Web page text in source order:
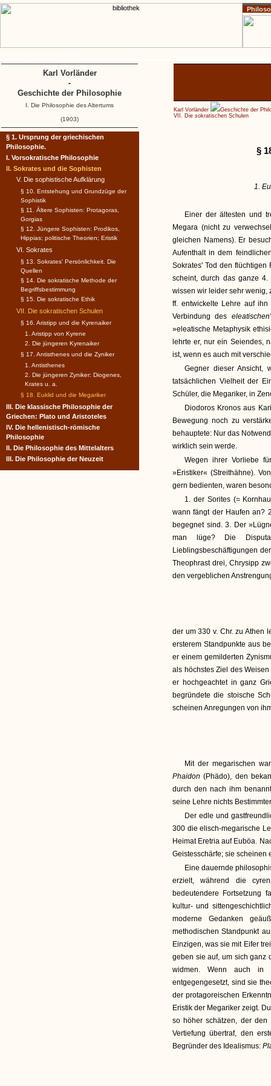
Karl Vorländer
Geschichte der
VII. Die sokratischen Schulen
§
1.
Einer der ältesten und
Megara (nicht zu
gleichen Namens). Er
Aufenthalt in dem
Sokrates' Tod den
scheint, durch das ganze
wissen wir leider sehr wenig,
ff. entwickelte Lehre auf
Verbindung des
»eleatische Metaphysik
lehrte er, nur ein Seiendes,
ist, wenn es auch mit
Gegner dieser Ansicht,
tatsächlichen Vielheit der
Schüler, die Megariker, in
Diodoros Kronos aus
Bewegung noch zu
behauptete: Nur das
wirklich sein werde.
Wegen ihrer Vorliebe
»Eristiker« (Streithähne).
gern bedienten, waren
1. der Sorites (=
wann fängt der Haufen an?
begegnet sind. 3. Der
man lüge? Die
Lieblingsbeschäftigungen
Theophrast drei, Chrysipp
den vergeblichen
der um 330 v. Chr. zu Athen
ersterem Standpunkte aus
er einem gemilderten
als höchstes Ziel des
er hochgeachtet in ganz
begründete die stoische
scheinen Anregungen von
Mit der megarischen
Phaidon(Phädo), den
durch den nach ihm
seine Lehre nichts
Der edle und
300 die elisch-megarische
Heimat Eretria auf Euböa.
Geistesschärfe; sie scheinen
Eine dauernde
erzielt, während die
bedeutendere Fortsetzung
kultur- und
moderne Gedanken
methodischen Standpunkt
Einzigen, was sie mit Eifer
geben sie auf, um sich ganz
widmen. Wenn auch in
entgegengesetzt, sind sie
der protagoreischen
Eristik der Megariker zeigt.
so höher schätzen, der den
Vertiefung übertraf, den
Begründer des Idealismus:
§ 1. Ursprung der griechischen
Philosophie.
I. Vorsokratische Philosophie
II. Sokrates und die Sophisten
V. Die sophistische Aufklärung
§ 10. Entstehung und Grundzüge der
Sophistik
§ 11. Ältere Sophisten: Protagoras,
Gorgias
§ 12. Jüngere Sophisten: Prodikos,
Hippias; politische Theorien; Eristik
VI. Sokrates
§ 13. Sokrates' Persönlichkeit. Die
Quellen
§ 14. Die sokratische Methode der
Begriffsbestimmung
§ 15. Die sokratische Ethik
VII. Die sokratischen Schulen
§ 16. Aristipp und die Kyrenaiker
1. Aristipp von Kyrene
2. Die jüngeren Kyrenaiker
§ 17. Antisthenes und die Zyniker
1. Antisthenes
2. Die jüngeren Zyniker: Diogenes,
Krates u. a.
§ 18. Euklid und die Megariker
III. Die klassische Philosophie der
Griechen: Plato und Aristoteles
IV. Die hellenistisch-römische
Philosophie
II. Die Philosophie des Mittelalters
III. Die Philosophie der Neuzeit
Karl Vorländer
-
Geschichte der Philosophie
I. Die Philosophie des Altertums
(1903)